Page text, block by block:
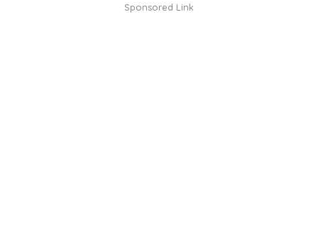
Sponsored Link